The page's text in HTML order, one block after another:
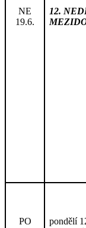
NE
19.6.
12.
PO
pondělí